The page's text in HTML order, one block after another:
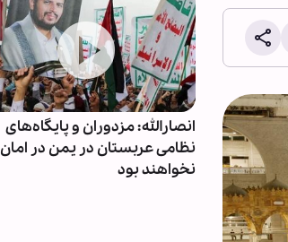
از تنش
دو مقام
انصارالله: مزدوران و پایگاه‌های
نظامی عربستان در یمن در امان
نخواهند بود